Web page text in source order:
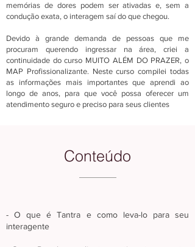
memórias de dores podem ser ativadas e, sem a
condução exata, o interagem saí do que chegou.
Devido à grande demanda de pessoas que me
procuram querendo ingressar na área, criei a
continuidade do curso MUITO ALÉM DO PRAZER, o
MAP Profissionalizante. Neste curso compilei todas
as informações mais importantes que aprendi ao
longo de anos, para que você possa oferecer um
atendimento seguro e preciso para seus clientes
Conteúdo
- O que é Tantra e como leva-lo para seu
interagente